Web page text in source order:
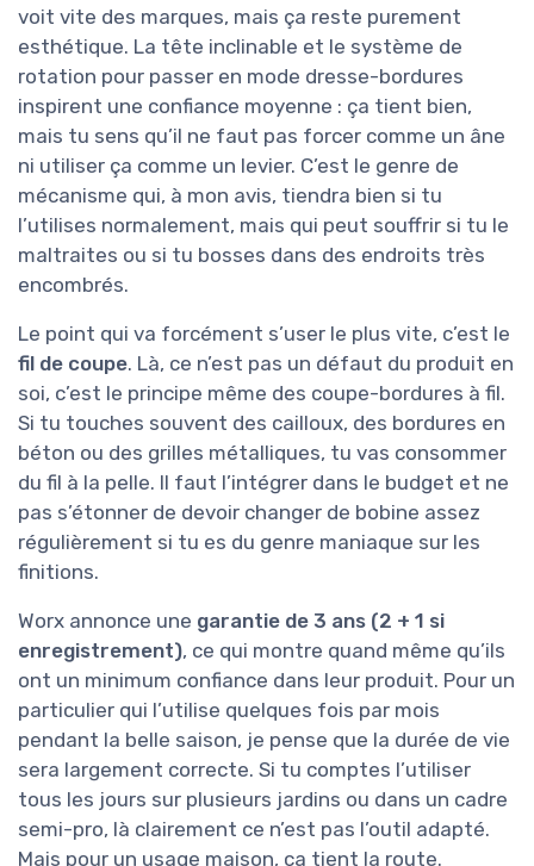
voit vite des marques, mais ça reste purement
esthétique. La tête inclinable et le système de
rotation pour passer en mode dresse-bordures
inspirent une confiance moyenne : ça tient bien,
mais tu sens qu’il ne faut pas forcer comme un âne
ni utiliser ça comme un levier. C’est le genre de
mécanisme qui, à mon avis, tiendra bien si tu
l’utilises normalement, mais qui peut souffrir si tu le
maltraites ou si tu bosses dans des endroits très
encombrés.
Le point qui va forcément s’user le plus vite, c’est le
fil de coupe. Là, ce n’est pas un défaut du produit en
soi, c’est le principe même des coupe-bordures à fil.
Si tu touches souvent des cailloux, des bordures en
béton ou des grilles métalliques, tu vas consommer
du fil à la pelle. Il faut l’intégrer dans le budget et ne
pas s’étonner de devoir changer de bobine assez
régulièrement si tu es du genre maniaque sur les
finitions.
Worx annonce une garantie de 3 ans (2 + 1 si
enregistrement), ce qui montre quand même qu’ils
ont un minimum confiance dans leur produit. Pour un
particulier qui l’utilise quelques fois par mois
pendant la belle saison, je pense que la durée de vie
sera largement correcte. Si tu comptes l’utiliser
tous les jours sur plusieurs jardins ou dans un cadre
semi-pro, là clairement ce n’est pas l’outil adapté.
Mais pour un usage maison, ça tient la route.